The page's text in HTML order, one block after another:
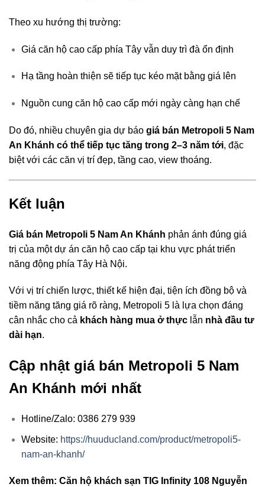
Theo xu hướng thị trường:
Giá căn hộ cao cấp phía Tây vẫn duy trì đà ổn định
Hạ tầng hoàn thiện sẽ tiếp tục kéo mặt bằng giá lên
Nguồn cung căn hộ cao cấp mới ngày càng hạn chế
Do đó, nhiều chuyên gia dự báo giá bán Metropoli 5 Nam
An Khánh có thể tiếp tục tăng trong 2–3 năm tới, đặc
biệt với các căn vị trí đẹp, tầng cao, view thoáng.
Kết luận
Giá bán Metropoli 5 Nam An Khánh phản ánh đúng giá
trị của một dự án căn hộ cao cấp tại khu vực phát triển
năng động phía Tây Hà Nội.
Với vị trí chiến lược, thiết kế hiện đại, tiện ích đồng bộ và
tiềm năng tăng giá rõ ràng, Metropoli 5 là lựa chọn đáng
cân nhắc cho cả khách hàng mua ở thực lẫn nhà đầu tư
dài hạn.
Cập nhật giá bán Metropoli 5 Nam
An Khánh mới nhất
Hotline/Zalo: 0386 279 939
Website: https://huuducland.com/product/metropoli5-
nam-an-khanh/
Xem thêm: Căn hộ khách sạn TIG Infinity 108 Nguyễn